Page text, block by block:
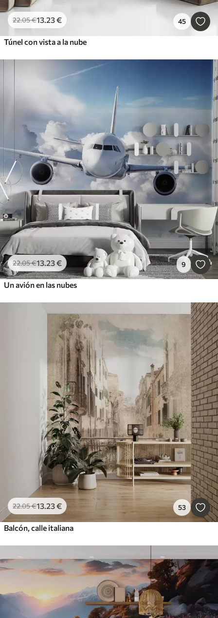
22.05€13.23€ 45
Túnel con vista a la nube
22.05€13.23€ 9
Un avión en las nubes
22.05€13.23€ 53
Balcón, calle italiana